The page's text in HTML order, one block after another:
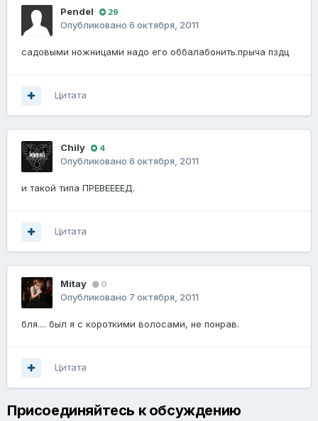
Pendel 29
Опубликовано 6 октября, 2011
садовыми ножницами надо его оббалабонить.прыча пздц
Цитата
Chily 4
Опубликовано 6 октября, 2011
и такой типа ПРЕВЕЕЕЕД.
Цитата
Mitay 0
Опубликовано 7 октября, 2011
бля.... был я с короткими волосами, не понрав.
Цитата
Присоединяйтесь к обсуждению